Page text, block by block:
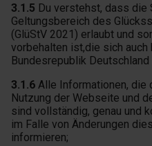
3.1.5 Du verstehst, dass die
Geltungsbereich des
(GlüStV 2021) erlaubt und
vorbehalten ist,die sich
Bundesrepublik Deutschland
3.1.6 Alle Informationen, die
Nutzung der Webseite und
sind vollständig, genau und
im Falle von Änderungen
informieren;